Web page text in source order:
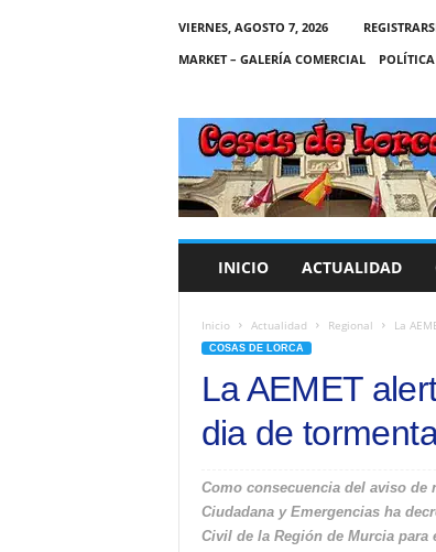
VIERNES, AGOSTO 7, 2026
MARKET – GALERÍA COMERCIAL
C
A
S
INICIO ACTUALIDAD
Inicio Actualidad Regional La
COSAS DE LORCA
La AEMET
dia de
Como consecuencia del aviso
Ciudadana y Emergencias ha
Civil de la Región de Murcia para